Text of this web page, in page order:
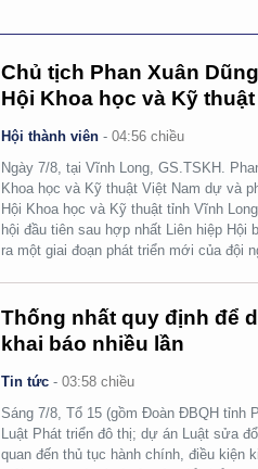
Chủ tịch Phan Xuân
Hội Khoa học và Kỹ
Hội thành viên -04:56 chiều
Ngày 7/8, tại Vĩnh Long, GS.TSKH.
Khoa học và Kỹ thuật Việt Nam dự và
Hội Khoa học và Kỹ thuật tỉnh Vĩnh
hội đầu tiên sau hợp nhất Liên hiệp
ra một giai đoạn phát triển mới của đội
Thống nhất quy định để
khai báo nhiều lần
Tin tức -03:58 chiều
Sáng 7/8, Tổ 15 (gồm Đoàn ĐBQH tỉnh
Luật Phát triển đô thị; dự án Luật sửa
quan đến thủ tục hành chính, điều kiện